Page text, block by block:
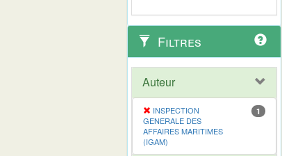
Filtres
Auteur
INSPECTION
GENERALE DES
AFFAIRES MARITIMES
(IGAM)
1